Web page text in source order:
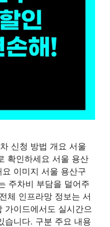
신청 방법 개요 서울
확인하세요 서울 용산
이미지 서울 용산구
주차비 부담을 덜어주
체 인프라망 정보는 서
가이드에서도 실시간으
습니다. 구분 주요 내용